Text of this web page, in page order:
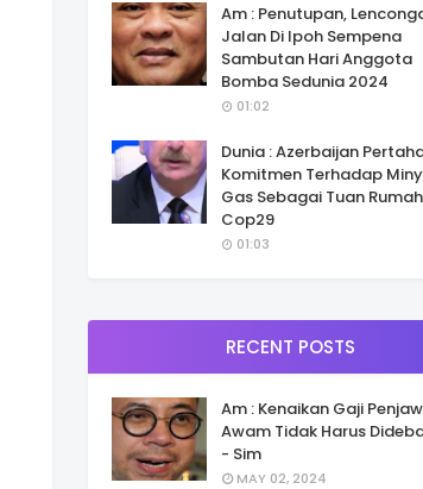
Am : Penutupan,
Jalan Di Ipoh Sempena
Sambutan Hari Anggota
Bomba Sedunia 2024
01:02
Dunia : Azerbaijan
Komitmen Terhadap
Gas Sebagai Tuan Rumah
Cop29
01:03
RECENT POSTS
Am : Kenaikan Gaji
Awam Tidak Harus
- Sim
MAY 02, 2024